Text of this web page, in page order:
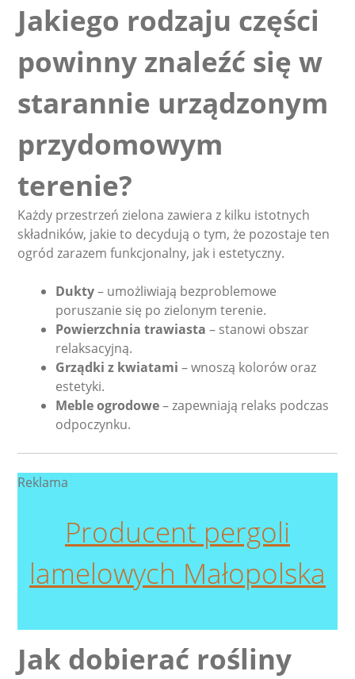
Jakiego rodzaju części
powinny znaleźć się w
starannie urządzonym
przydomowym
terenie?
Każdy przestrzeń zielona zawiera z kilku istotnych
składników, jakie to decydują o tym, że pozostaje ten
ogród zarazem funkcjonalny, jak i estetyczny.
Dukty– umożliwiają bezproblemowe
poruszanie się po zielonym terenie.
Powierzchnia trawiasta – stanowi obszar
relaksacyjną.
Grządki z kwiatami – wnoszą kolorów oraz
estetyki.
Meble ogrodowe– zapewniają relaks podczas
odpoczynku.
Reklama
Producent pergoli
lamelowych Małopolska
Jak dobierać rośliny